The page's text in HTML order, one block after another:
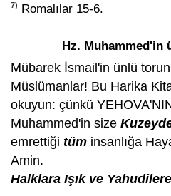
7) Romalılar 15-6.
Hz. Muhammed'in
Mübarek İsmail'in ünlü
Müslümanlar! Bu Harika
okuyun: çünkü
Muhammed'in size
emrettiği tüm insanlığa
Amin.
Halklara Işık ve Yahudilere